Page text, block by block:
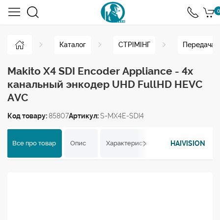
0
Каталог СТРІМІНГ Передача
Makito X4 SDI Encoder Appliance - 4х
канальный энкодер UHD FullHD HEVC
AVC
Код товару:85807Артикул:S-MX4E-SDI4
Все про товар Опис Характеристики Відгуки
HAIVISION